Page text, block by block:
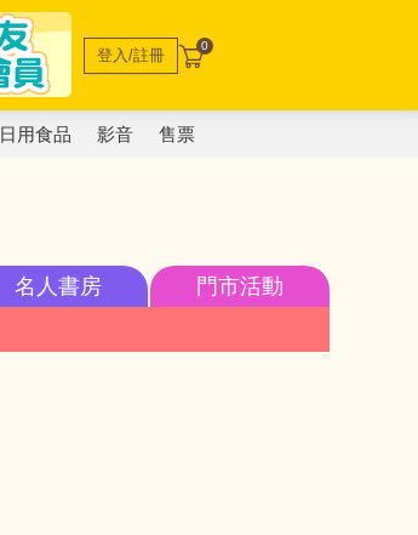
登入/註冊 0
日用食品 影音 售票
名人書房 門市活動